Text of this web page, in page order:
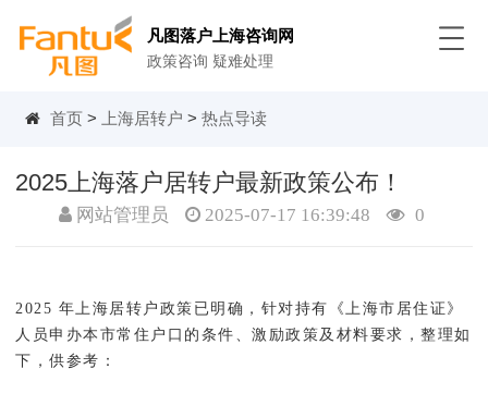
凡图落户上海咨询网
政策咨询 疑难处理
首页 > 上海居转户 >热点导读
2025上海落户居转户最新政策公布！
网站管理员 2025-07-17 16:39:48 0
2025 年上海居转户政策已明确，针对持有《上海市居住证》
人员申办本市常住户口的条件、激励政策及材料要求，整理如
下，供参考：